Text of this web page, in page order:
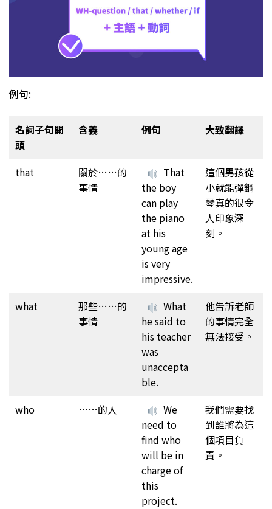
例句:
名詞子句開
頭
含義 例句 大致翻譯
that
關於……的
事情
That
the boy
can play
the piano
at his
young age
is very
impressive.
這個男孩從
小就能彈鋼
琴真的很令
人印象深
刻。
what
那些……的
事情
What
he said to
his teacher
was
unaccepta
ble.
他告訴老師
的事情完全
無法接受。
who ……的人
We
need to
find who
will be in
charge of
this
project.
我們需要找
到誰將為這
個項目負
責。